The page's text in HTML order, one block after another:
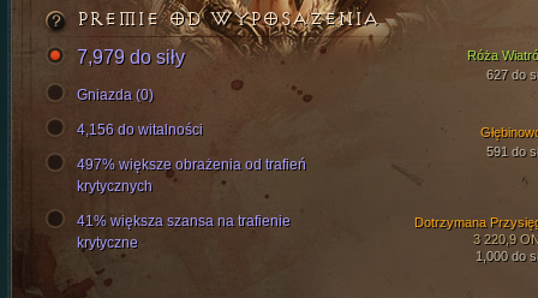
591 do
Dotrzymana
3 220,9
1,000 do
Róża
627 do
PREMIE OD WYPOSAŻENIA
7,979 do siły
Gniazda (0)
4,156 do witalności
497% większe obrażenia od trafień
krytycznych
41% większa szansa na trafienie
krytyczne